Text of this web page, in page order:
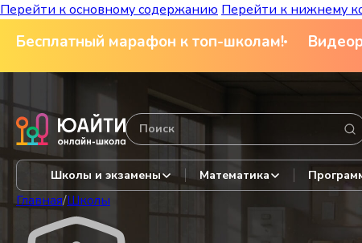
Перейти к основному содержанию Перейти к нижнему
Бесплатный марафон к топ-школам!
Школы и экзамены Математика
Главная/Школы